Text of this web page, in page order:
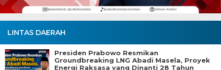
LINTAS DAERAH
Presiden Prabowo Resmikan
Groundbreaking LNG Abadi Masela, Proyek
Energi Raksasa yang Dinanti 28 Tahun